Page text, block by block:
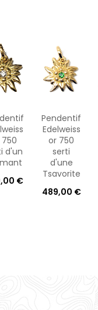
d'un
€
Pendentif
Edelweiss
or 750
serti
d'une
Tsavorite
489,00 €